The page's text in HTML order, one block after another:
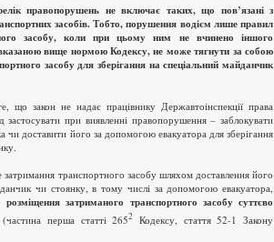
правопорушень не включає таких, що пов’язані з
засобів. Тобто, порушення водієм лише правил
засобу, коли при цьому ним не вчинено іншого
вище нормою Кодексу, не може тягнути за собою
засобу для зберігання на спеціальний майданчик
що закон не надає працівнику Державтоінспекції права
при виявленні правопорушення – заблокувати
чи доставити його за допомогою евакуатора для зберігання
транспортного засобу шляхом доставлення його
чи стоянку, в тому числі за допомогою евакуатора,
затриманого транспортного засобу суттєво
(частина перша статті 2652
Кодексу, стаття 52-1 Закону